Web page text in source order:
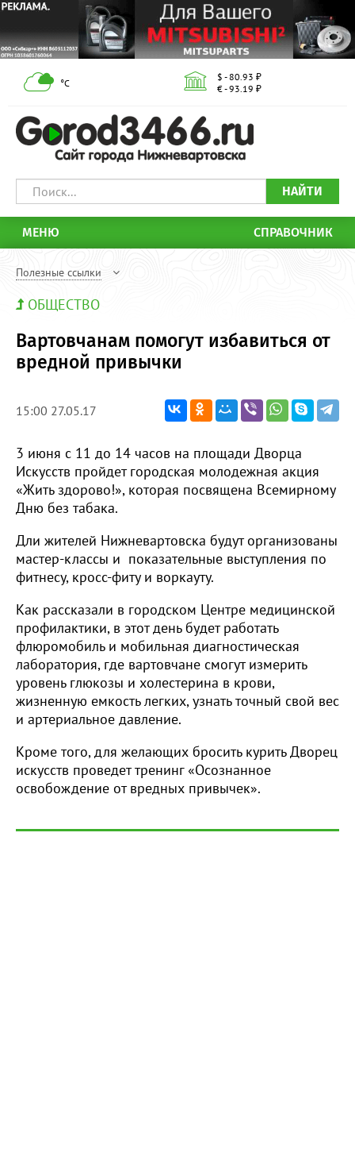
°С
$ - 80.93 ₽
€ - 93.19 ₽
НАЙТИ
МЕНЮ СПРАВОЧНИК
Полезные ссылки
ОБЩЕСТВО
Вартовчанам помогут избавиться от
вредной привычки
15:00 27.05.17
3 июня с 11 до 14 часов на площади Дворца
Искусств пройдет городская молодежная акция
«Жить здорово!», которая посвящена Всемирному
Дню без табака.
Дли жителей Нижневартовска будут организованы
мастер-классы и показательные выступления по
фитнесу, кросс-фиту и воркауту.
Как рассказали в городском Центре медицинской
профилактики, в этот день будет работать
флюромобиль и мобильная диагностическая
лаборатория, где вартовчане смогут измерить
уровень глюкозы и холестерина в крови,
жизненную емкость легких, узнать точный свой вес
и артериальное давление.
Кроме того, для желающих бросить курить Дворец
искусств проведет тренинг «Осознанное
освобождение от вредных привычек».